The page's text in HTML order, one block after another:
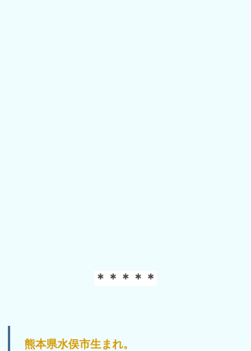
＊＊＊＊＊
熊本県水俣市生まれ。